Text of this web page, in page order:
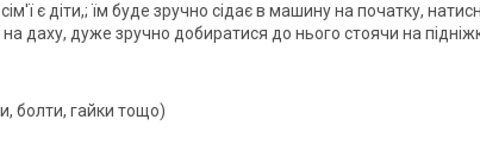
є діти,; їм буде зручно сідає в машину на початку,
на даху, дуже зручно добиратися до нього стоячи на
болти, гайки тощо)